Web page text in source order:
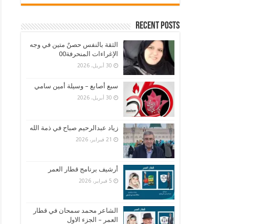
Recent Posts
الثقة بالنفس حصنٌ متين في وجه
الإغراءات المنحرفة00
30 أبريل، 2026
سبع أصابع – وسيلة أمين سامي
30 أبريل، 2026
زياد عبدالرحيم صباح في ذمة الله
21 فبراير، 2026
أرشيف برنامج قطار العمر
5 فبراير، 2026
الشاعر محمد سمحان في قطار
العمر – الجزء الاول